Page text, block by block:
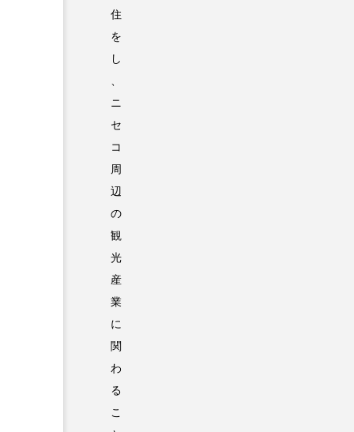
住
を
し
ニ
セ
コ
周
辺
の
観
光
産
業
に
関
わ
る
こ